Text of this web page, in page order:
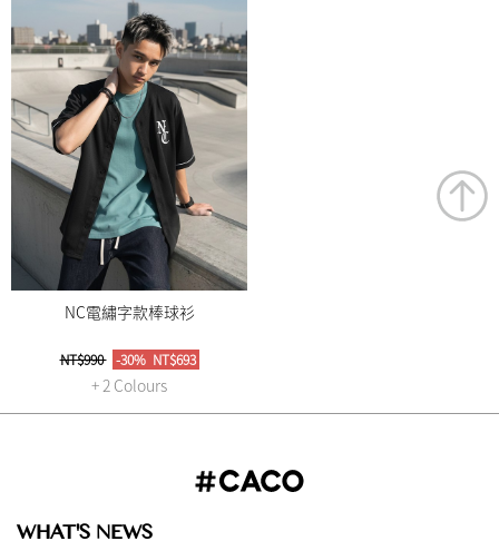
NC電繡字款棒球衫
NT$990 -30% NT$693
+ 2 Colours
WHAT'S NEWS